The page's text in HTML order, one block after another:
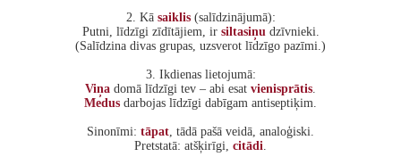
2. Kā saiklis(salīdzinājumā):
Putni, līdzīgi zīdītājiem, ir siltasiņudzīvnieki.
(Salīdzina divas grupas, uzsverot līdzīgo pazīmi.)
3. Ikdienas lietojumā:
Viņa domā līdzīgi tev – abi esat vienisprātis.
Medus darbojas līdzīgi dabīgam antiseptiķim.
Sinonīmi: tāpat, tādā pašā veidā, analoģiski.
Pretstatā: atšķirīgi, citādi.